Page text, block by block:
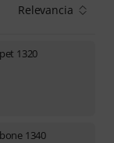
Relevancia
1320
1340